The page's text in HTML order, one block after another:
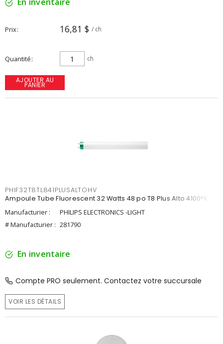
Prix 16,81 $ / ch
Quantité ch
AJOUTER AU
PANIER
PHIF32T8TL841PLUSALTOHV
Ampoule Tube Fluorescent 32 Watts 48 po T8 Plus Alto 4100°K
Manufacturier :
PHILIPS ELECTRONICS -LIGHT
# Manufacturier : 281790
En inventaire
Compte PRO seulement. Contactez votre succursale
VOIR LES DÉTAILS